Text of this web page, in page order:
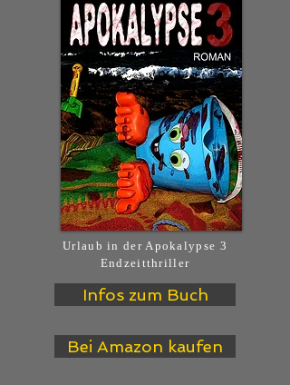
Urlaub in der Apokalypse 3
Endzeitthriller
Infos zum Buch
Bei Amazon kaufen